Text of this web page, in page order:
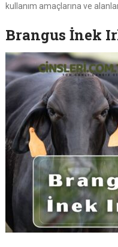
kullanım amaçlarına ve
Brangus İnek